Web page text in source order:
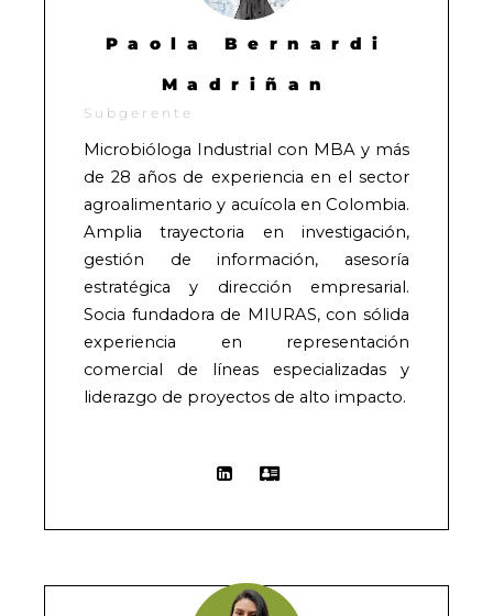
Paola Bernardi
Madriñan
Subgerente
Microbióloga Industrial con MBA y más
de 28 años de experiencia en el sector
agroalimentario y acuícola en Colombia.
Amplia trayectoria en investigación,
gestión de información, asesoría
estratégica y dirección empresarial.
Socia fundadora de MIURAS, con sólida
experiencia en representación
comercial de líneas especializadas y
liderazgo de proyectos de alto impacto.